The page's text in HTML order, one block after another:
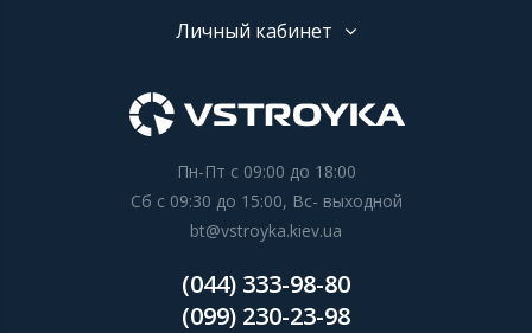
Личный кабинет
Пн-Пт с 09:00 до 18:00
Сб с 09:30 до 15:00, Вс- выходной
bt@vstroyka.kiev.ua
(044) 333-98-80
(099) 230-23-98